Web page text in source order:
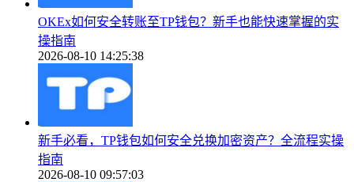
OKEx如何安全转账至TP钱包？新手也能快速掌握的实
操指南
2026-08-10 14:25:38
新手必看，TP钱包如何安全兑换加密资产？全流程实操
指南
2026-08-10 09:57:03